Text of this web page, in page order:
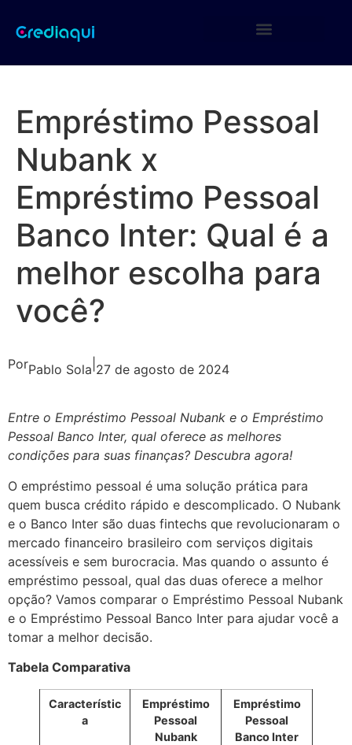
Empréstimo Pessoal
Nubank x
Empréstimo Pessoal
Banco Inter: Qual é a
melhor escolha para
você?
PorPablo Sola 27 de agosto de 2024
Entre o Empréstimo Pessoal Nubank e o Empréstimo
Pessoal Banco Inter, qual oferece as melhores
condições para suas finanças? Descubra agora!
O empréstimo pessoal é uma solução prática para
quem busca crédito rápido e descomplicado. O Nubank
e o Banco Inter são duas fintechs que revolucionaram o
mercado financeiro brasileiro com serviços digitais
acessíveis e sem burocracia. Mas quando o assunto é
empréstimo pessoal, qual das duas oferece a melhor
opção? Vamos comparar o Empréstimo Pessoal Nubank
e o Empréstimo Pessoal Banco Inter para ajudar você a
tomar a melhor decisão.
Tabela Comparativa
Característic
a
Empréstimo
Pessoal
Nubank
Empréstimo
Pessoal
Banco Inter